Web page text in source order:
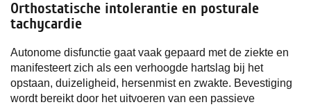
Orthostatische intolerantie en posturale
tachycardie
Autonome disfunctie gaat vaak gepaard met de ziekte en
manifesteert zich als een verhoogde hartslag bij het
opstaan, duizeligheid, hersenmist en zwakte. Bevestiging
wordt bereikt door het uitvoeren van een passieve